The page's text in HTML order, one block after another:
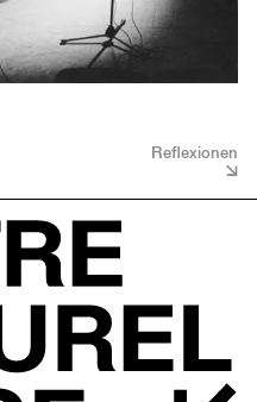
Reflexionen